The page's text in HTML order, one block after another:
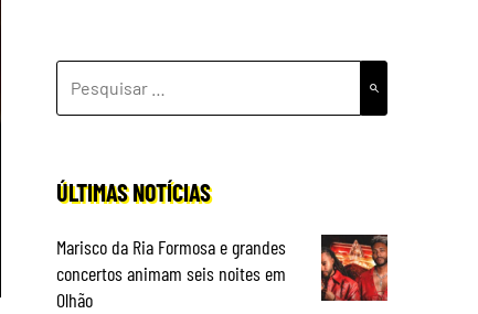
POR:
ÚLTIMAS NOTÍCIAS
Marisco da Ria Formosa e grandes
concertos animam seis noites em
Olhão